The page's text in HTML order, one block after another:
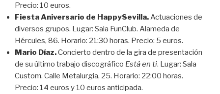
Precio: 10 euros.
Fiesta Aniversario de HappySevilla. Actuaciones de
diversos grupos. Lugar: Sala FunClub. Alameda de
Hércules, 86. Horario: 21:30 horas. Precio: 5 euros.
Mario Díaz.Concierto dentro de la gira de presentación
de su último trabajo discográfico Está en ti. Lugar: Sala
Custom. Calle Metalurgia, 25. Horario: 22:00 horas.
Precio: 14 euros y 10 euros anticipada.